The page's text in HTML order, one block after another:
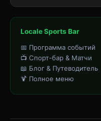
Locale Sports Bar
📅 Программа событий
📺 Спорт-бар & Матчи
📖 Блог & Путеводитель
🍹 Полное меню